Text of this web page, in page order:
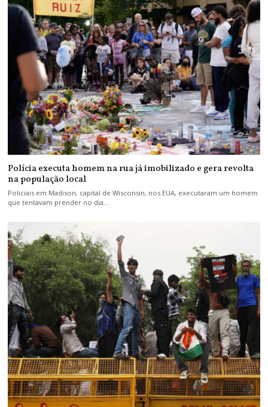
Polícia executa homem na rua já imobilizado e gera revolta
na população local
Policiais em Madison, capital de Wisconsin, nos EUA, executaram um homem
que tentavam prender no dia…